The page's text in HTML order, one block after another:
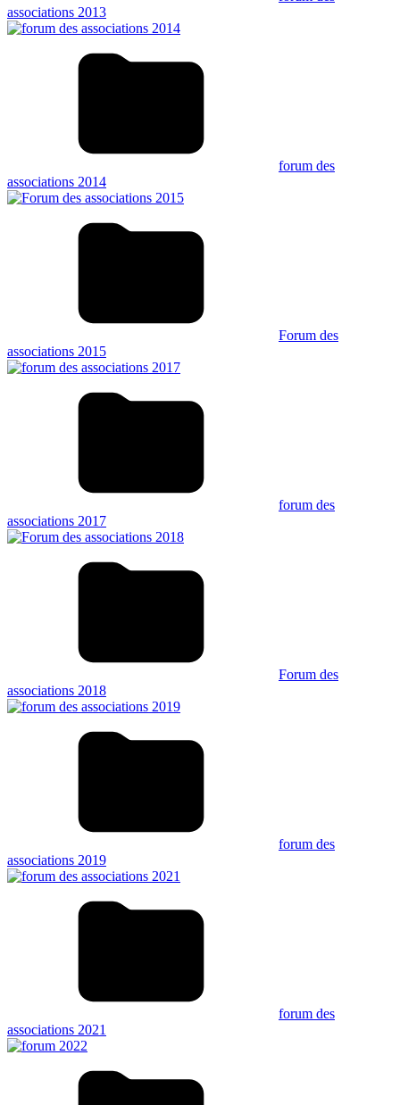
associations 2013
forum des
associations 2014
Forum des
associations 2015
forum des
associations 2017
Forum des
associations 2018
forum des
associations 2019
forum des
associations 2021